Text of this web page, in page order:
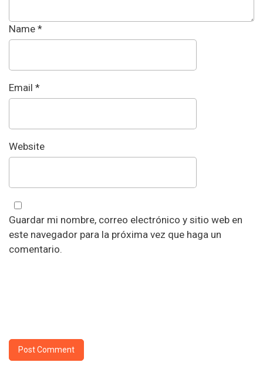
Name *
Email *
Website
Guardar mi nombre, correo electrónico y sitio web en
este navegador para la próxima vez que haga un
comentario.